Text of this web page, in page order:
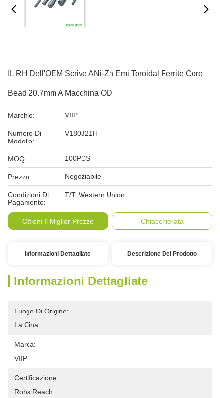
IL RH Dell'OEM Scrive ANi-Zn Emi Toroidal Ferrite Core
Bead 20.7mm A Macchina OD
Marchio: VIIP
Numero Di
Modello:
V180321H
MOQ: 100PCS
Prezzo: Negoziabile
Condizioni Di
Pagamento:
T/T, Western Union
Ottieni Il Miglior Prezzo Chiacchierata
Informazioni Dettagliate Descrizione Del Prodotto
Informazioni Dettagliate
Luogo Di Origine:
La Cina
Marca:
VIIP
Certificazione:
Rohs Reach